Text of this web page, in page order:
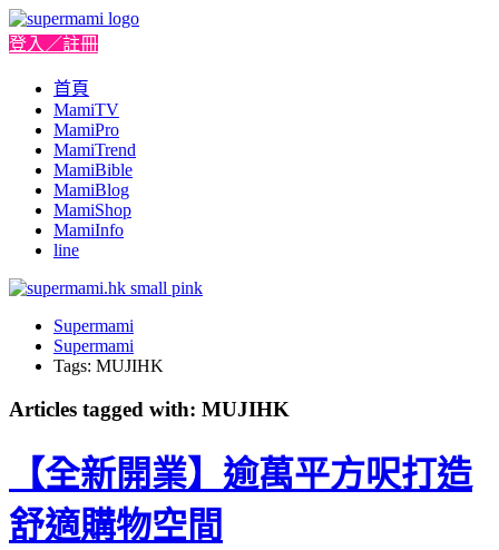
登入／註冊
首頁
MamiTV
MamiPro
MamiTrend
MamiBible
MamiBlog
MamiShop
MamiInfo
line
Supermami
Supermami
Tags: MUJIHK
Articles tagged with: MUJIHK
【全新開業】逾萬平方呎打造
舒適購物空間